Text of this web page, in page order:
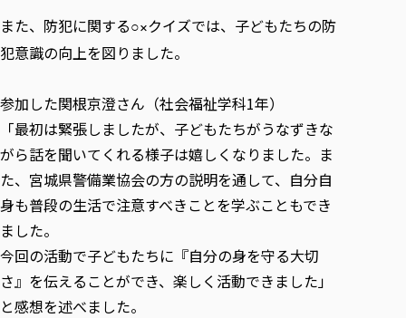
総合福祉学研究科 社会福祉学専攻 博士課程
総合福祉学研究科 福祉心理学専攻 修士課程
通信制大学院 総合福祉学研究科 社会福祉学専攻 修士課程
通信制大学院 総合福祉学研究科 福祉心理学専攻 修士課程
カリキュラム（学部・大学院）
学びの特徴
学びの特徴
ICT教育
初年次教育（リエゾンゼミⅠ）
実学臨床教育（総合福祉学部のみ履修可能）
教育実践活動（教育学科学生のみ受講可能）
禅のこころ
教員紹介・業績
学びのサポート
学びのサポート
学費（学部学科）
授業料減免・奨学金等
在学生による訪問、情報提供へのご協力のお願い
卒業生アンケート
東北福祉大学のDNA
学生支援センター国際交流の活動
スタッフ紹介
ニュース一覧
教職研究
東北福祉大学教育・教職センター特別支援教育研究年報一覧
東北福祉大学機関リポジトリ
東北福祉大学オープンアクセス方針
学生参加 × 産学官連携 ～ 「行学一如」の実践
社会貢献・地域連携活動
社会貢献・地域連携活動
社会貢献・地域連携活動報告書
各種社会貢献活動の窓口
伝承講座「311『伝える／備える』次世代塾」
JICA草の根技術協力事業
被災地の子ども支援活動
自治体・団体等との主な協定
自治体・団体等との主な協定
研究所について
研究者のご紹介
特別支援教育研究室
学内ポータルシステム
Universal Passport
また、防犯に関する○×クイズでは、子どもたちの防
犯意識の向上を図りました。
参加した関根京澄さん（社会福祉学科1年）
「最初は緊張しましたが、 子どもたちがうなずきな
がら話を聞いてくれる様子は嬉しくなりました。ま
た、宮城県警備業協会の方の説明を通して、 自分自
身も普段の生活で注意すべきことを学ぶこともでき
ました。
今回の活動で子どもたちに『自分の身を守る大切
さ』を伝えることができ、楽しく活動できました」
と感想を述べました。